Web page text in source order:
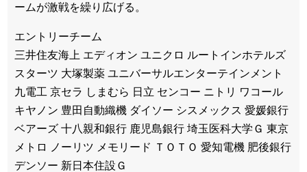
ームが激戦を繰り広げる。
エントリーチーム
三井住友海上 エディオン ユニクロ ルートインホテルズ
スターツ 大塚製薬 ユニバーサルエンターテインメント
九電工 京セラ しまむら 日立 センコー ニトリ ワコール
キヤノン 豊田自動織機 ダイソー シスメックス 愛媛銀行
ベアーズ 十八親和銀行 鹿児島銀行 埼玉医科大学Ｇ 東京
メトロ ノーリツ メモリード ＴＯＴＯ 愛知電機 肥後銀行
デンソー 新日本住設Ｇ